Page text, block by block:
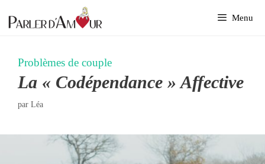
au
Menu
Problèmes de couple
La « Codépendance » Affective
par Léa